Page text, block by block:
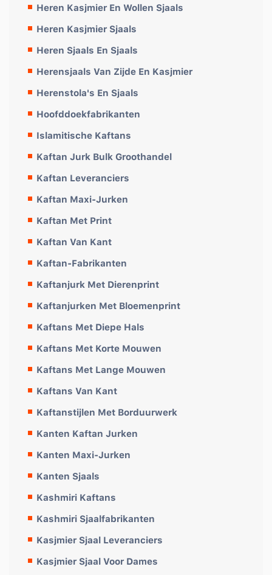
Heren Kasjmier En Wollen Sjaals
Heren Kasjmier Sjaals
Heren Sjaals En Sjaals
Herensjaals Van Zijde En Kasjmier
Herenstola's En Sjaals
Hoofddoekfabrikanten
Islamitische Kaftans
Kaftan Jurk Bulk Groothandel
Kaftan Leveranciers
Kaftan Maxi-Jurken
Kaftan Met Print
Kaftan Van Kant
Kaftan-Fabrikanten
Kaftanjurk Met Dierenprint
Kaftanjurken Met Bloemenprint
Kaftans Met Diepe Hals
Kaftans Met Korte Mouwen
Kaftans Met Lange Mouwen
Kaftans Van Kant
Kaftanstijlen Met Borduurwerk
Kanten Kaftan Jurken
Kanten Maxi-Jurken
Kanten Sjaals
Kashmiri Kaftans
Kashmiri Sjaalfabrikanten
Kasjmier Sjaal Leveranciers
Kasjmier Sjaal Voor Dames